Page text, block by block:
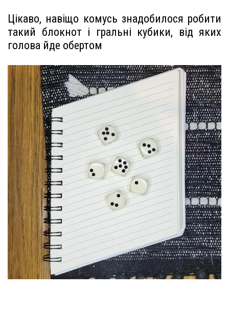
Цікаво, навіщо комусь знадобилося робити
такий блокнот і гральні кубики, від яких
голова йде обертом